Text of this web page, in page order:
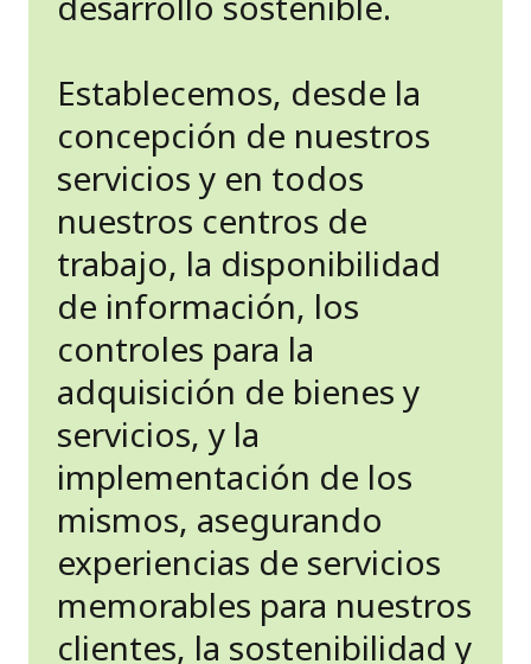
Establecemos, desde la
concepción de nuestros
servicios y en todos
nuestros centros de
trabajo, la disponibilidad
de información, los
controles para la
adquisición de bienes y
servicios, y la
implementación de los
mismos, asegurando
experiencias de servicios
memorables para nuestros
clientes, la sostenibilidad y